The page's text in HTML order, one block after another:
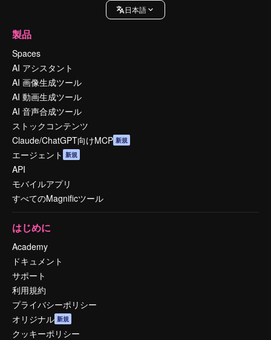
日本語
製品
Spaces
AI アシスタント
AI 画像生成ツール
AI 動画生成ツール
AI 音声合成ツール
ストックコンテンツ
Claude/ChatGPT向けMCP 新規
エージェント 新規
API
モバイルアプリ
すべてのMagnificツール
はじめに
Academy
ドキュメント
サポート
利用規約
プライバシーポリシー
オリジナル 新規
クッキーポリシー